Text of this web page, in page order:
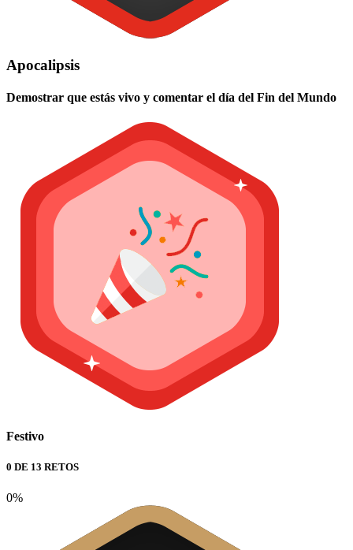
Apocalipsis
Demostrar que estás vivo y comentar el día del Fin del Mundo
Festivo
0 DE 13 RETOS
0%